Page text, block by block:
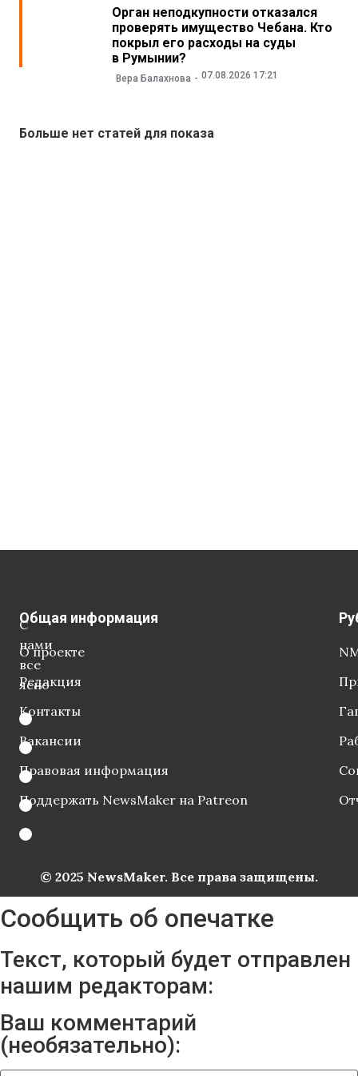
Орган неподкупности отказался
проверять имущество Чебана. Кто
покрыл его расходы на суды
в Румынии?
Вера Балахнова 07.08.2026 17:21
Больше нет статей для показа
С
нами
все
ясно
Общая информация
О проекте
Редакция
Контакты
Вакансии
Правовая информация
Поддержать NewsMaker на Patreon
© 2025 NewsMaker. Все права защищены.
Сообщить об опечатке
Текст, который будет отправлен
нашим редакторам:
Ваш комментарий
(необязательно):